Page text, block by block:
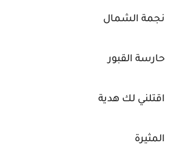
نجمة الشمال
حارسة القبور
اقتلني لك هدية
المثيرة